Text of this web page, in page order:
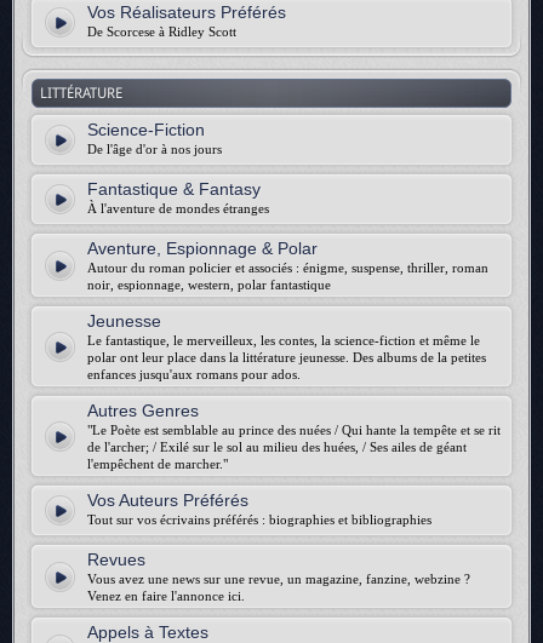
Vos Réalisateurs Préférés
De Scorcese à Ridley Scott
LITTÉRATURE
Science-Fiction
De l'âge d'or à nos jours
Fantastique & Fantasy
À l'aventure de mondes étranges
Aventure, Espionnage & Polar
Autour du roman policier et associés : énigme, suspense, thriller, roman
noir, espionnage, western, polar fantastique
Jeunesse
Le fantastique, le merveilleux, les contes, la science-fiction et même le
polar ont leur place dans la littérature jeunesse. Des albums de la petites
enfances jusqu'aux romans pour ados.
Autres Genres
"Le Poète est semblable au prince des nuées / Qui hante la tempête et se rit
de l'archer; / Exilé sur le sol au milieu des huées, / Ses ailes de géant
l'empêchent de marcher."
Vos Auteurs Préférés
Tout sur vos écrivains préférés : biographies et bibliographies
Revues
Vous avez une news sur une revue, un magazine, fanzine, webzine ?
Venez en faire l'annonce ici.
Appels à Textes